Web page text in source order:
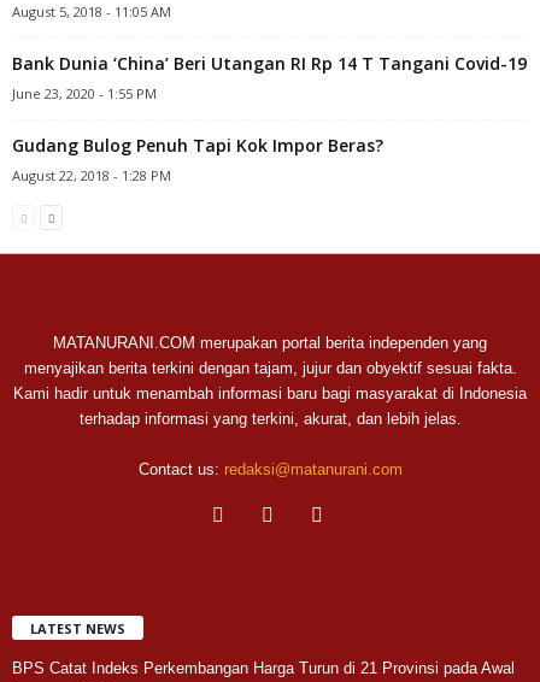
August 5, 2018 - 11:05 AM
Bank Dunia ‘China’ Beri Utangan RI Rp 14 T Tangani Covid-19
June 23, 2020 - 1:55 PM
Gudang Bulog Penuh Tapi Kok Impor Beras?
August 22, 2018 - 1:28 PM
MATANURANI.COM merupakan portal berita independen yang
menyajikan berita terkini dengan tajam, jujur dan obyektif sesuai fakta.
Kami hadir untuk menambah informasi baru bagi masyarakat di Indonesia
terhadap informasi yang terkini, akurat, dan lebih jelas.
Contact us: redaksi@matanurani.com
LATEST NEWS
BPS Catat Indeks Perkembangan Harga Turun di 21 Provinsi pada Awal